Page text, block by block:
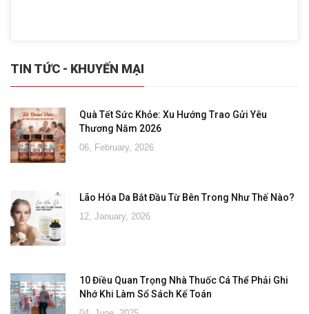
TIN TỨC - KHUYẾN MẠI
Quà Tết Sức Khỏe: Xu Hướng Trao Gửi Yêu
Thương Năm 2026
06, February, 2026
Lão Hóa Da Bắt Đầu Từ Bên Trong Như Thế Nào?
12, January, 2026
10 Điều Quan Trọng Nhà Thuốc Cá Thể Phải Ghi
Nhớ Khi Làm Sổ Sách Kế Toán